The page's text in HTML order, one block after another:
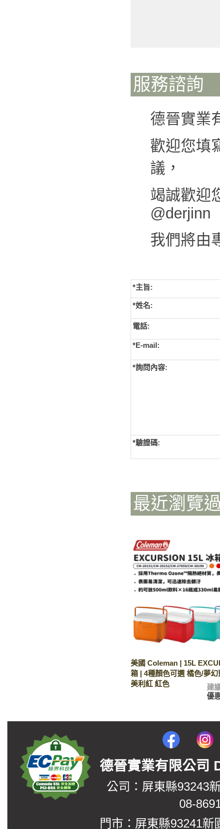
服務諮詢
德晉實業
歡迎您填
議，
竭誠歡迎
@derjinn
我們將由
*主旨:
*姓名:
電話:
*E-mail:
*詢問內容:
*驗證碼:
最近瀏覽
美國 Coleman | 15L
箱 | 4種顏色可選 橘色/夢
美利紅 紅色
建
優
德晉實業有限公
公司：屏東縣93243
08-
門市：屏東縣93241